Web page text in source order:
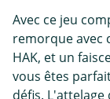
Avec ce jeu
remorque avec
HAK, et un
vous êtes
défis.